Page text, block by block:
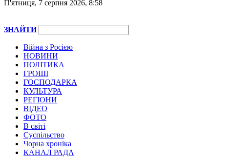
П'ятниця, 7 серпня 2026, 8:58
ЗНАЙТИ
Війна з Росією
НОВИНИ
ПОЛІТИКА
ГРОШІ
ГОСПОДАРКА
КУЛЬТУРА
РЕГІОНИ
ВІДЕО
ФОТО
В світі
Суспільство
Чорна хроніка
КАНАЛ РАДА